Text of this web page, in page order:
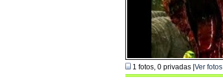
1 fotos, 0 privadas | Ver fotos